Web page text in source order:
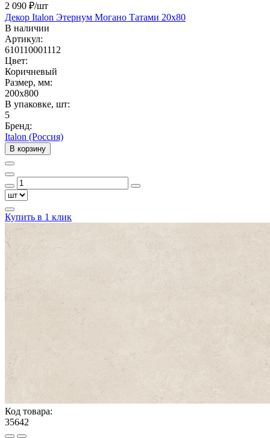
2 090 ₽/шт
Декор Italon Этернум Могано Татами 20x80
В наличии
Артикул:
610110001112
Цвет:
Коричневый
Размер, мм:
200x800
В упаковке, шт:
5
Бренд:
Italon (Россия)
В корзину
Купить в 1 клик
Код товара:
35642